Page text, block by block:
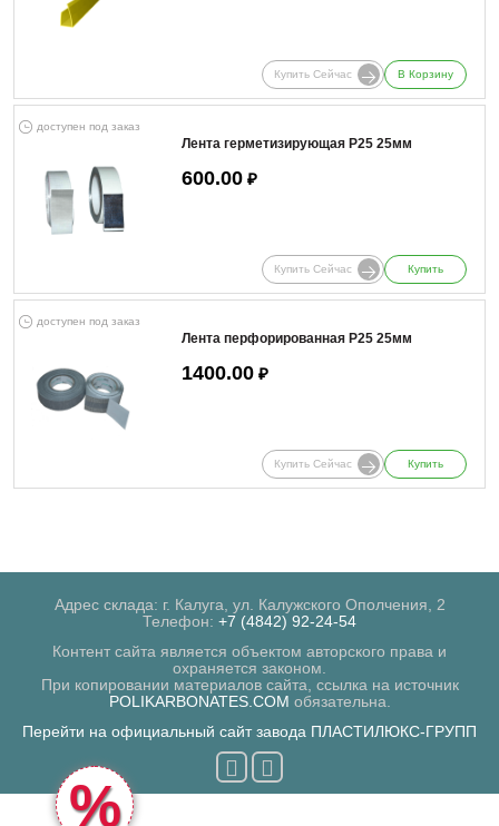
Купить Сейчас В Корзину
доступен под заказ
Лента герметизирующая Р25 25мм
600.00 ₽
Купить Сейчас Купить
доступен под заказ
Лента перфорированная Р25 25мм
1400.00 ₽
Купить Сейчас Купить
Адрес склада: г. Калуга, ул. Калужского Ополчения, 2
Телефон: +7 (4842) 92-24-54
Контент сайта является объектом авторского права и
охраняется законом.
При копировании материалов сайта, ссылка на источник
POLIKARBONATES.COM обязательна.
Перейти на официальный сайт завода ПЛАСТИЛЮКС-ГРУПП
%